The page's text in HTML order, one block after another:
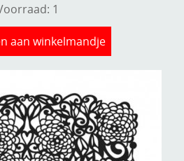
1
aan winkelmandje